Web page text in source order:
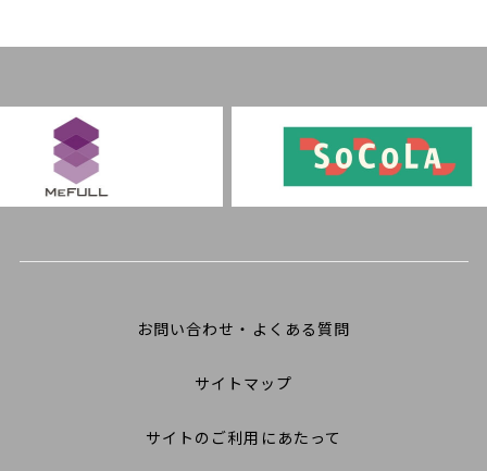
お問い合わせ・よくある質問
サイトマップ
サイトのご利用にあたって